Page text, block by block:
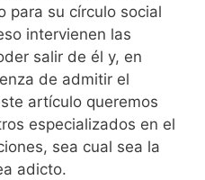
para su círculo social
intervienen las
salir de él y, en
de admitir el
artículo queremos
especializados en el
sea cual sea la
adicto.